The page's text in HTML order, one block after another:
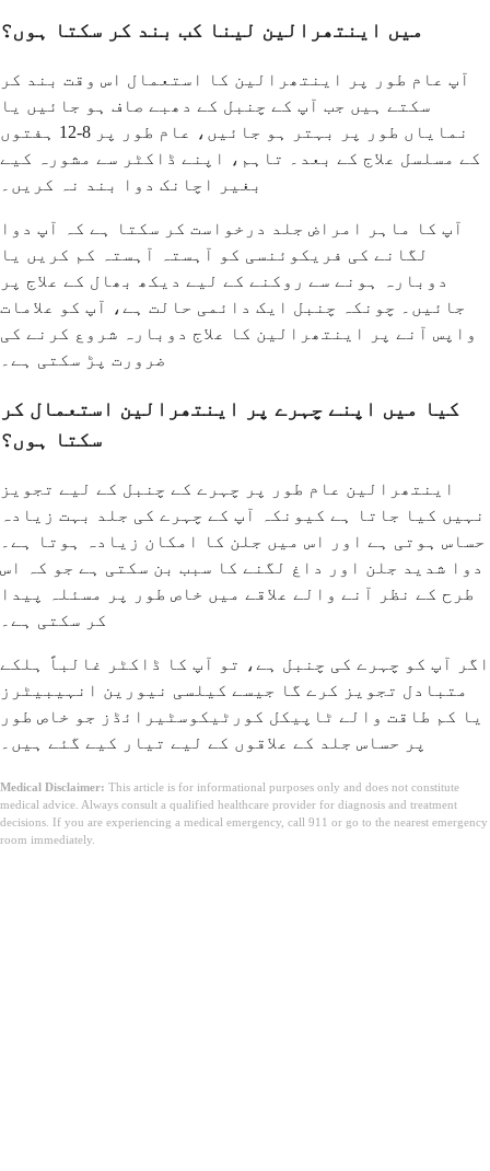
میں اینتھرالین لینا کب بند کر سکتا ہوں؟
آپ عام طور پر اینتھرالین کا استعمال اس وقت بند کر
سکتے ہیں جب آپ کے چنبل کے دھبے صاف ہو جائیں یا
نمایاں طور پر بہتر ہو جائیں، عام طور پر 8-12 ہفتوں
کے مسلسل علاج کے بعد۔ تاہم، اپنے ڈاکٹر سے مشورہ کیے
بغیر اچانک دوا بند نہ کریں۔
آپ کا ماہر امراض جلد درخواست کر سکتا ہے کہ آپ دوا
لگانے کی فریکوئنسی کو آہستہ آہستہ کم کریں یا
دوبارہ ہونے سے روکنے کے لیے دیکھ بھال کے علاج پر
جائیں۔ چونکہ چنبل ایک دائمی حالت ہے، آپ کو علامات
واپس آنے پر اینتھرالین کا علاج دوبارہ شروع کرنے کی
ضرورت پڑ سکتی ہے۔
کیا میں اپنے چہرے پر اینتھرالین استعمال کر
سکتا ہوں؟
اینتھرالین عام طور پر چہرے کے چنبل کے لیے تجویز
نہیں کیا جاتا ہے کیونکہ آپ کے چہرے کی جلد بہت زیادہ
حساس ہوتی ہے اور اس میں جلن کا امکان زیادہ ہوتا ہے۔
دوا شدید جلن اور داغ لگنے کا سبب بن سکتی ہے جو کہ اس
طرح کے نظر آنے والے علاقے میں خاص طور پر مسئلہ پیدا
کر سکتی ہے۔
اگر آپ کو چہرے کی چنبل ہے، تو آپ کا ڈاکٹر غالباً ہلکے
متبادل تجویز کرے گا جیسے کیلسی نیورین انہیبیٹرز
یا کم طاقت والے ٹاپیکل کورٹیکوسٹیرائڈز جو خاص طور
پر حساس جلد کے علاقوں کے لیے تیار کیے گئے ہیں۔
Medical Disclaimer: This article is for informational purposes only and does not constitute
medical advice. Always consult a qualified healthcare provider for diagnosis and treatment
decisions. If you are experiencing a medical emergency, call 911 or go to the nearest emergency
room immediately.